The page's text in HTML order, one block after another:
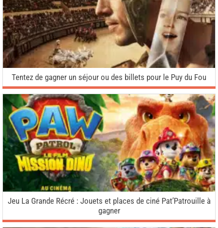
Tentez de gagner un séjour ou des billets pour le Puy du Fou
Jeu La Grande Récré : Jouets et places de ciné Pat’Patrouille à
gagner